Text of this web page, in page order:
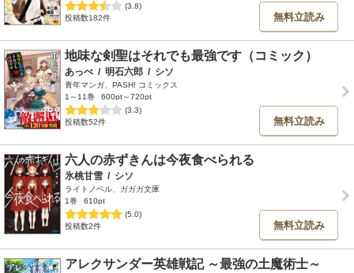
(3.8)
投稿数182件
無料立読み
地味な剣聖はそれでも最強です（コミック）
あっぺ / 明石六郎 / シソ
青年マンガ、PASH! コミックス
1～11巻
600pt～720pt
(3.3)
投稿数52件
無料立読み
六人の赤ずきんは今夜食べられる
氷桃甘雪 / シソ
ライトノベル、ガガガ文庫
1巻
610pt
(5.0)
投稿数2件
無料立読み
アレクサンダー英雄戦記 ～最強の土魔術士～